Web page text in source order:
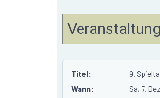
Titel:
9.
Wann:
Sa, 7.